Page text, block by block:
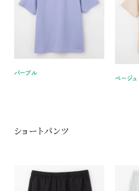
パープル
ベージュ
ショートパンツ